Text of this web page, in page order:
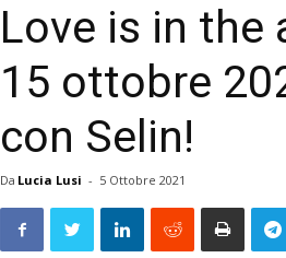
Love is in the
15 ottobre
con Selin!
Da Lucia Lusi - 5 Ottobre 2021